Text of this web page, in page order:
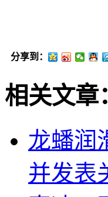
分享到：
相关文章
龙蟠润
并发表